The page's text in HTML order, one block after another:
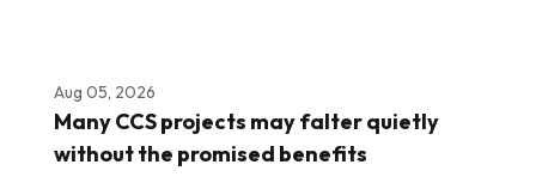
Aug 05, 2026
Many CCS projects may falter quietly
without the promised benefits